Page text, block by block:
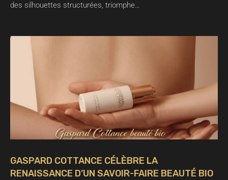
des silhouettes structurées, triomphe…
GASPARD COTTANCE CÉLÈBRE LA
RENAISSANCE D’UN SAVOIR-FAIRE BEAUTÉ BIO